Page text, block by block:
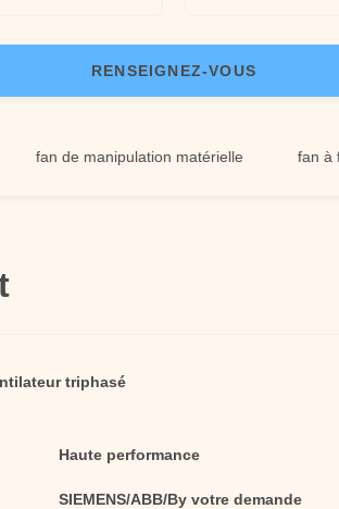
RENSEIGNEZ-VOUS
fan de manipulation matérielle fan à fort
triphasé
Haute performance
SIEMENS/ABB/By votre demande